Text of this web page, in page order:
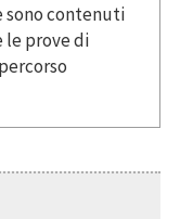
sono contenuti
le prove di